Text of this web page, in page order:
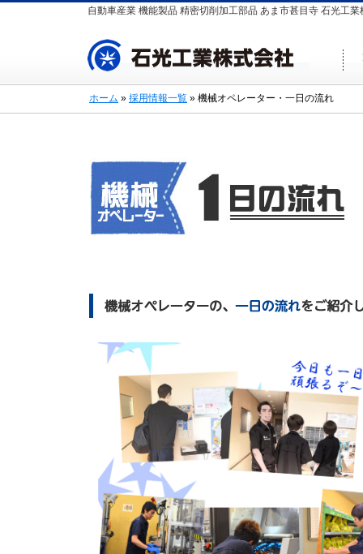
自動車産業 機能製品 精密切削加工部品 あま市甚目寺 石光工業
ホーム » 採用情報一覧 » 機械オペレーター・一日の流れ